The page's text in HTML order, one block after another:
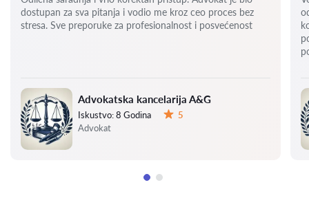
Advokatska kancelarija A&G
Iskustvo:8 Godina
5
Advokat
dostupan za sva pitanja i vodio me kroz ceo proces bez
stresa. Sve preporuke za profesionalnost i posvećenost